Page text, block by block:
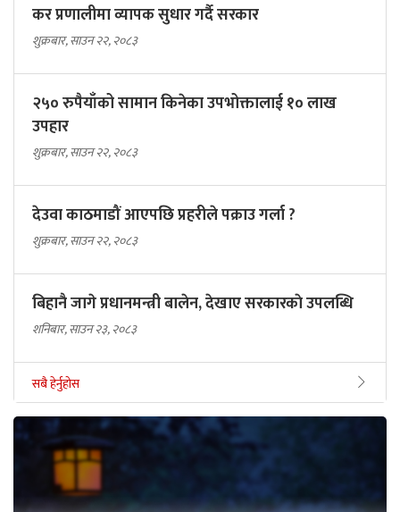
कर प्रणालीमा व्यापक सुधार गर्दै सरकार
शुक्रबार, साउन २२, २०८३
२५० रुपैयाँको सामान किनेका उपभोक्तालाई १० लाख
उपहार
शुक्रबार, साउन २२, २०८३
देउवा काठमाडौं आएपछि प्रहरीले पक्राउ गर्ला ?
शुक्रबार, साउन २२, २०८३
बिहानै जागे प्रधानमन्त्री बालेन, देखाए सरकारकाे उपलब्धि
शनिबार, साउन २३, २०८३
सबै हेर्नुहोस